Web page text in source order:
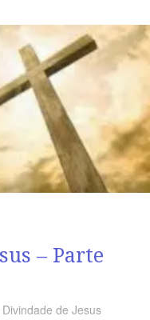
Para os
criado por Jeová,
No budismo, Jesus
Jesus não foi
– Parte
de Jesus